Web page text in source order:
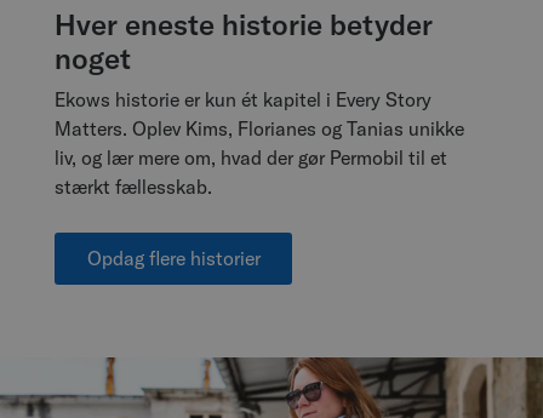
Hver eneste historie betyder
noget
Ekows historie er kun ét kapitel i Every Story
Matters. Oplev Kims, Florianes og Tanias unikke
liv, og lær mere om, hvad der gør Permobil til et
stærkt fællesskab.
Opdag flere historier